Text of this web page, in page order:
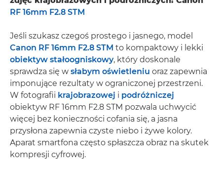
RF 16mm F2.8 STM
Jeśli szukasz czegoś prostego i jasnego, model
Canon RF 16mm F2.8 STM to kompaktowy i lekki
obiektyw stałoogniskowy, który doskonale
sprawdza się w słabym oświetleniu oraz zapewnia
imponujące rezultaty w ograniczonej przestrzeni.
W fotografii krajobrazowej i podróżniczej
obiektyw RF 16mm F2.8 STM pozwala uchwycić
więcej bez konieczności cofania się, a jasna
przysłona zapewnia czyste niebo i żywe kolory.
Aparat smartfona często spłaszcza obraz na skutek
kompresji cyfrowej.